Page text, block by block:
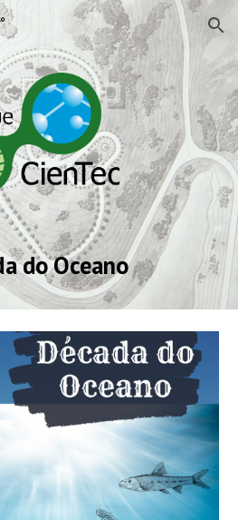
Skip to navigation
do Oceano